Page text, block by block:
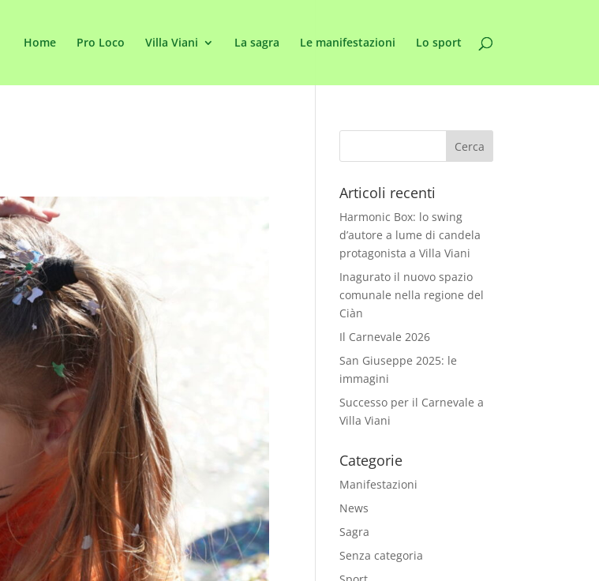
Home Pro Loco Villa Viani La sagra Le manifestazioni Lo sport
Articoli recenti
Harmonic Box: lo swing
d’autore a lume di candela
protagonista a Villa Viani
Inagurato il nuovo spazio
comunale nella regione del
Ciàn
Il Carnevale 2026
San Giuseppe 2025: le
immagini
Successo per il Carnevale a
Villa Viani
Categorie
Manifestazioni
News
Sagra
Senza categoria